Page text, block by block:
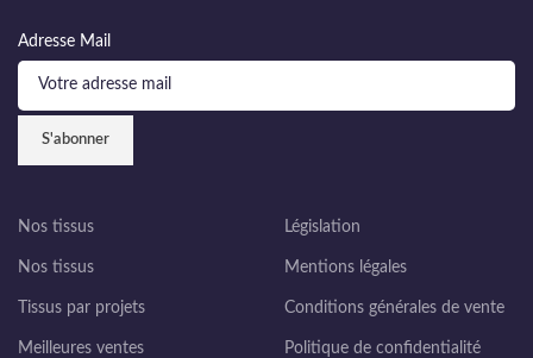
Adresse Mail
Nos tissus
Nos tissus
Tissus par projets
Meilleures ventes
Législation
Mentions légales
Conditions générales de vente
Politique de confidentialité